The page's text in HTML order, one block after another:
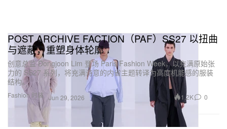
Fashion 时装
POST ARCHIVE FACTION（PAF）SS27 以扭曲
与遮蔽，重塑身体轮廓
创意总监 Dongjoon Lim 登场 Paris Fashion Week，以充满原始张
力的 SS27 系列，将充满诗意的内省主题转译为高度机能感的服装
结构。
Jun 29, 2026 1.2K 0